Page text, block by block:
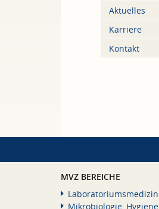
Aktuelles
Karriere
Kontakt
MVZ BEREICHE
Laboratoriumsmedizin
Mikrobiologie, Hygiene